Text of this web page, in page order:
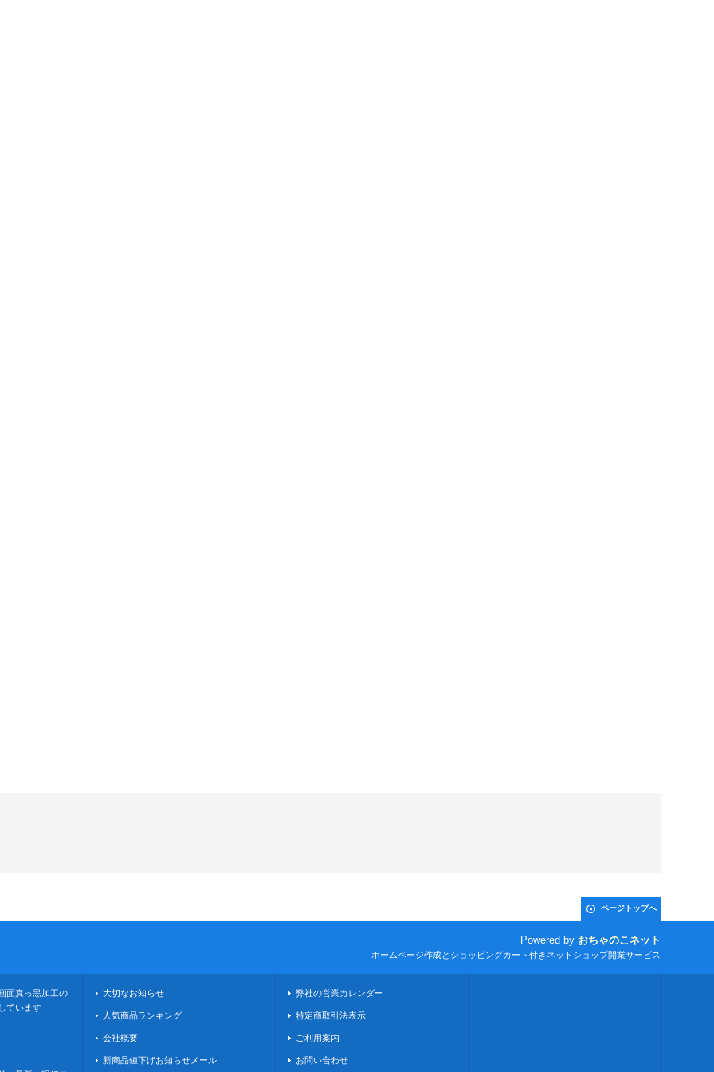
ページトップへ
Powered by おちゃのこネット
ホームページ作成とショッピングカート付きネットショップ開業サービス
面真っ黒加工の
ています
大切なお知らせ
人気商品ランキング
会社概要
新商品値下げお知らせメール
弊社の営業カレンダー
特定商取引法表示
ご利用案内
お問い合わせ